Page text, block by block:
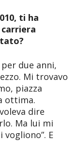
ti ha
due anni,
Mi trovavo
piazza
ottima.
dire
Ma lui mi
vogliono”. E